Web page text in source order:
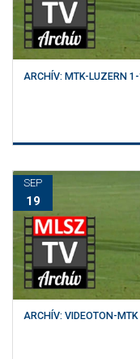
ARCHÍV: MTK-LUZERN
SEP
19
ARCHÍV: VIDEOTON-